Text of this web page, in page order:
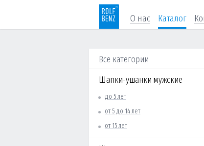
О нас Каталог
Все категории
Шапки-ушанки мужские
до 5 лет
от 5 до 14 лет
от 15 лет